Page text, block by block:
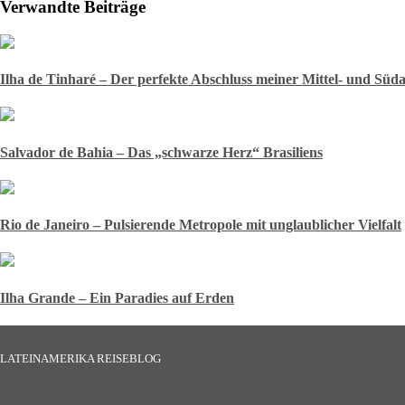
Verwandte Beiträge
Ilha de Tinharé – Der perfekte Abschluss meiner Mittel- und
Salvador de Bahia – Das „schwarze Herz“ Brasiliens
Rio de Janeiro – Pulsierende Metropole mit unglaublicher Vielfalt
Ilha Grande – Ein Paradies auf Erden
LATEINAMERIKA REISEBLOG